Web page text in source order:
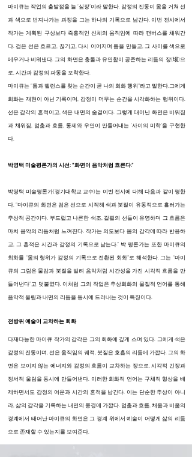
마이큐는 작업의 출발점을 늘 ‘심장’이라 말한다. 감정의 진동이 몸을 거쳐 선
과 색으로 번져나가는 과정을 그는 하나의 기록으로 남긴다. 이번 전시에서
작가는 계획된 구상보다 즉흥적인 신체의 움직임에 따라 캔버스를 채워간
다. 검은 선은 흐르고, 끊기고, 다시 이어지며 틈을 만들고, 그 사이를 색으로
메우거나 비워낸다. 그의 화면은 충돌과 유연함이 공존하는 리듬의 장(場)으
로, 시간과 감정의 파동을 포착한다.
마이큐는 “틈과 밸런스를 찾는 순간이 곧 나의 회화 행위”라고 말한다.그에게
회화는 재현이 아닌 기록이며, 감정이 머무는 순간을 시각화하는 행위이다.
선은 감각의 흔적이고, 색은 내면의 숨결이다. 그렇게 태어난 화면은 비워짐
과 채워짐, 멈춤과 흐름, 통제와 우연이 만들어내는 ‘사이의 미학’을 구현한
다.
박영택 미술평론가의 시선: “화면이 음악처럼 흐른다.”
박영택 미술평론가(경기대학교 교수)는 이번 전시에 대해 다음과 같이 평한
다. “마이큐의 화면은 검은 선으로 시작해 색과 붓질이 유동적으로 흘러가는
추상적 공간이다. 부드럽고 나른한 색조, 갈필의 선들이 유영하며 그 흐름은
마치 음악의 리듬처럼 느껴진다. 작가는 의도보다 몸의 감각에 따라 반응하
고, 그 흔적은 시간과 감정의 기록으로 남는다.” 박 평론가는 또한 마이큐의
회화를 “몸의 행위가 감정의 기록으로 전환된 회화”로 해석한다. 그는 “마이
큐의 그림은 물감과 붓질을 빌려 음악처럼 시간성을 가진 시각적 흐름을 만
들어낸다”고 덧붙였다. 이처럼 그의 작업은 추상회화의 물질적 언어를 통해
음악적 울림과 내면의 리듬을 동시에 드러내는 것이 특징이다.
전방위 예술이 교차하는 회화
다재다능한 마이큐 작가의 감각은 그의 회화에 깊게 스며 있다. 그에게 색은
감정의 진동이며, 선은 움직임의 궤적, 붓질은 호흡의 리듬에 가깝다. 그의 화
면은 보이지 않는 에너지와 감정의 흐름이 교차하는 장으로, 시각적 긴장과
정서적 울림을 동시에 만들어낸다. 이러한 회화적 언어는 구체적 형상을 배
제하면서도 감정의 여운과 시간의 흔적을 남긴다. 이는 단순한 추상이 아니
라, 삶의 감각을 기록하는 내면의 풍경에 가깝다. 멈춤과 흐름, 채움과 비움의
경계에서 태어난 마이큐의 화면은 그 경계 위에서 예술이 어떻게 삶의 리듬
으로 존재할 수 있는지를 보여준다.